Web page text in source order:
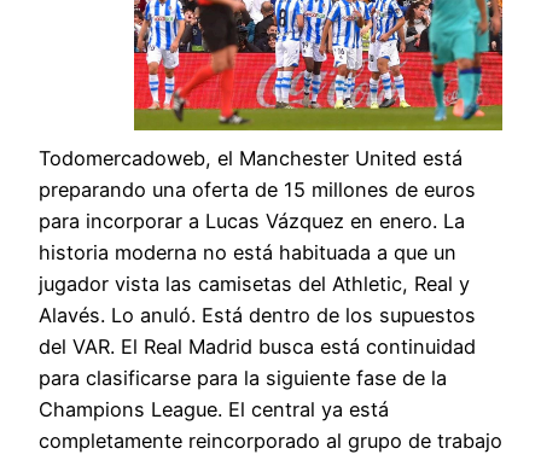
Todomercadoweb, el Manchester United está
preparando una oferta de 15 millones de euros
para incorporar a Lucas Vázquez en enero. La
historia moderna no está habituada a que un
jugador vista las camisetas del Athletic, Real y
Alavés. Lo anuló. Está dentro de los supuestos
del VAR. El Real Madrid busca está continuidad
para clasificarse para la siguiente fase de la
Champions League. El central ya está
completamente reincorporado al grupo de trabajo